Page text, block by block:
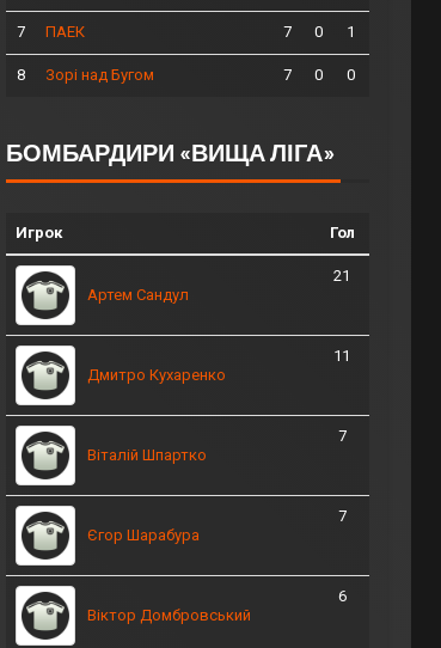
7 ПАЕК 7 0 1
8 Зорі над Бугом 7 0 0
БОМБАРДИРИ «ВИЩА ЛІГА»
Игрок Гол
Артем Сандул
21
Дмитро Кухаренко
11
Віталій Шпартко
7
Єгор Шарабура
7
Віктор Домбровський
6